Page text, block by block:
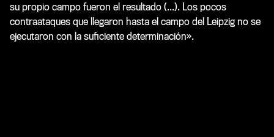
su propio campo fueron el resultado (...). Los pocos
contraataques que llegaron hasta el campo del Leipzig no se
ejecutaron con la suficiente determinación».